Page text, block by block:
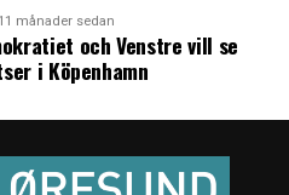
11 månader sedan
och Venstre vill se
i Köpenhamn